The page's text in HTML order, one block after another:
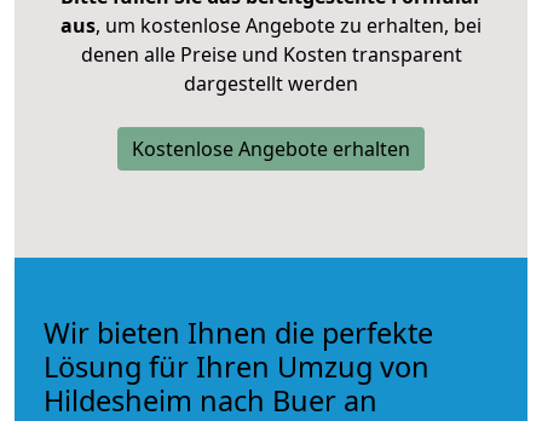
aus, um kostenlose Angebote zu erhalten, bei
denen alle Preise und Kosten transparent
dargestellt werden
Kostenlose Angebote erhalten
Wir bieten Ihnen die perfekte
Lösung für Ihren Umzug von
Hildesheim nach Buer an